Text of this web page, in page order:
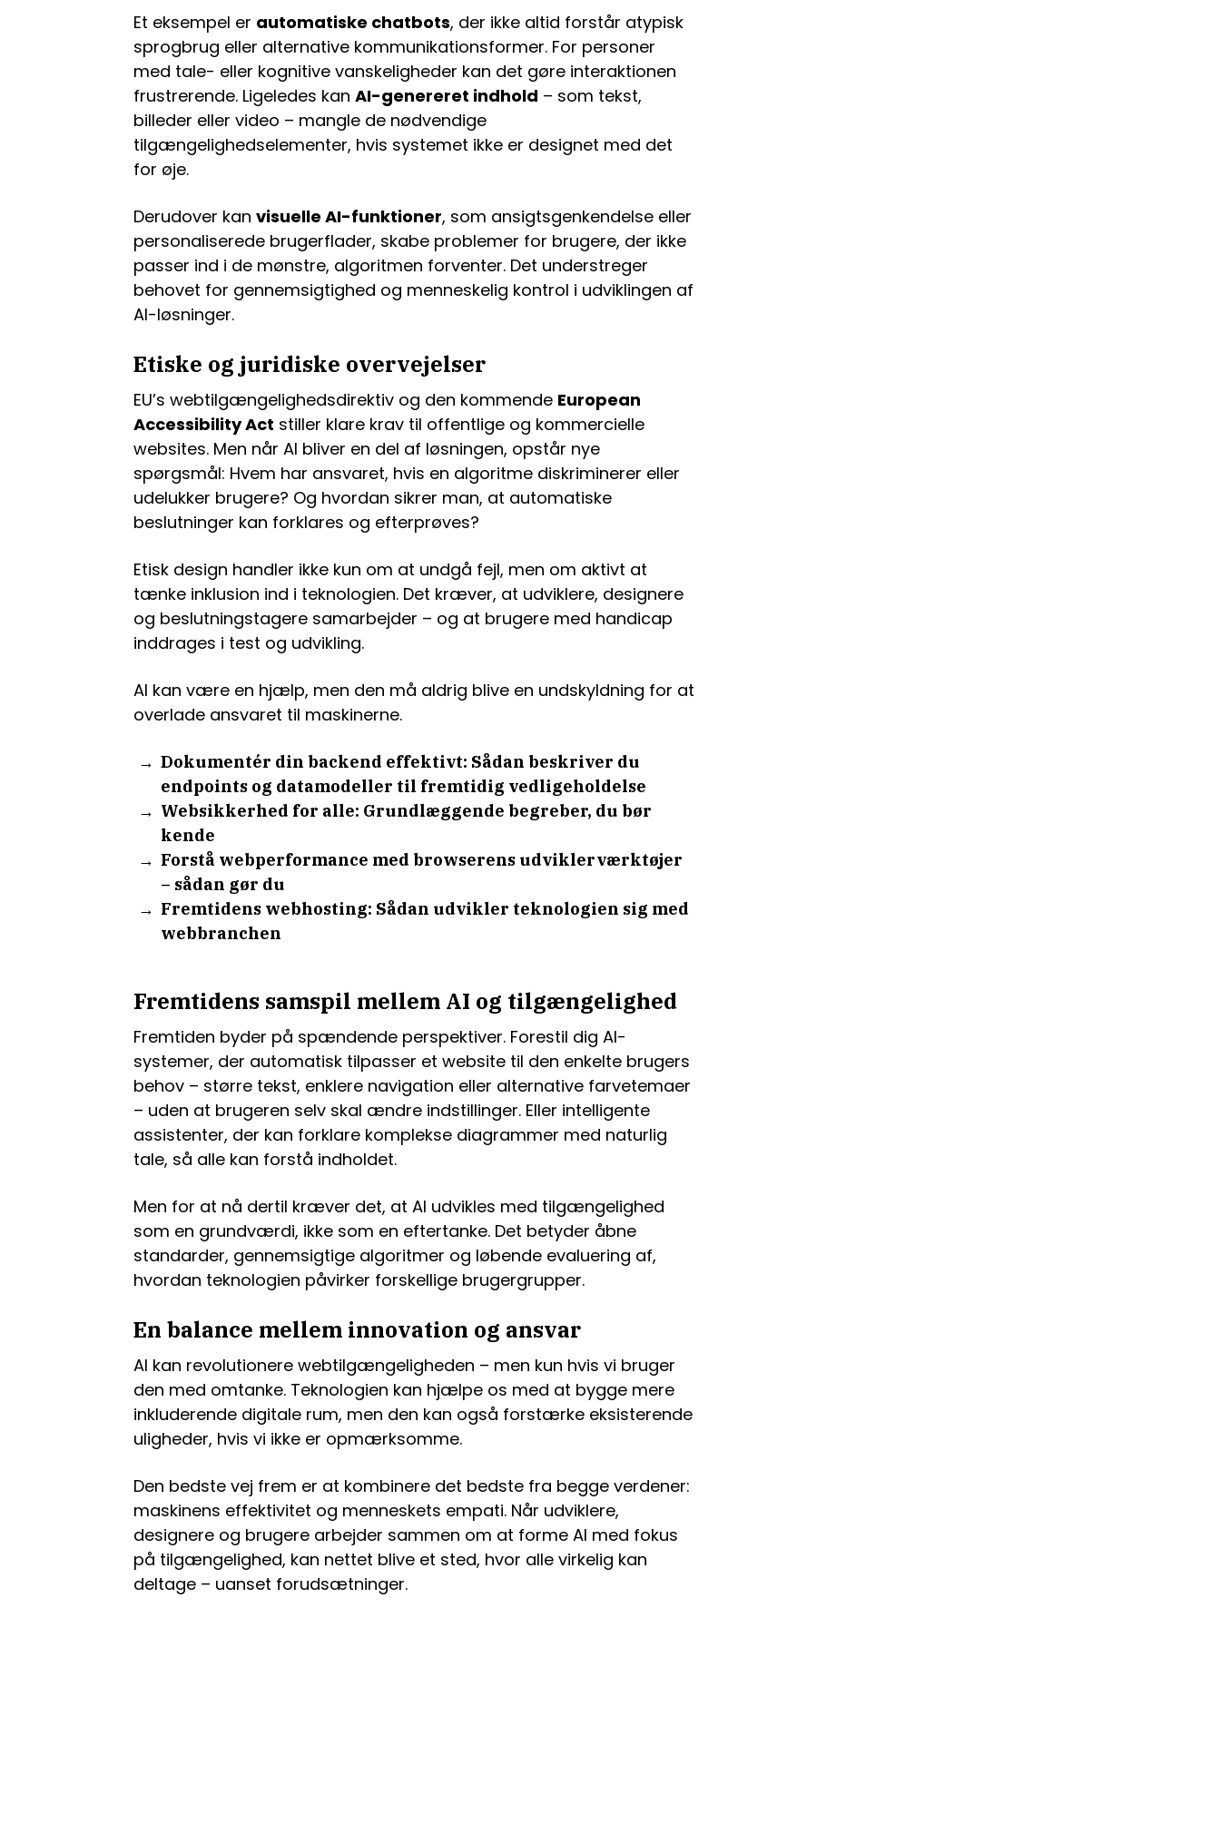
Et eksempel er automatiske chatbots, der ikke altid forstår atypisk
sprogbrug eller alternative kommunikationsformer. For personer
med tale- eller kognitive vanskeligheder kan det gøre interaktionen
frustrerende. Ligeledes kanAI-genereret indhold – som tekst,
billeder eller video – mangle de nødvendige
tilgængelighedselementer, hvis systemet ikke er designet med det
for øje.
Derudover kanvisuelle AI-funktioner, som ansigtsgenkendelse eller
personaliserede brugerflader, skabe problemer for brugere, der ikke
passer ind i de mønstre, algoritmen forventer. Det understreger
behovet for gennemsigtighed og menneskelig kontrol i udviklingen af
AI-løsninger.
Etiske og juridiske overvejelser
EU’s webtilgængelighedsdirektiv og den kommende European
Accessibility Act stiller klare krav til offentlige og kommercielle
websites. Men når AI bliver en del af løsningen, opstår nye
spørgsmål: Hvem har ansvaret, hvis en algoritme diskriminerer eller
udelukker brugere? Og hvordan sikrer man, at automatiske
beslutninger kan forklares og efterprøves?
Etisk design handler ikke kun om at undgå fejl, men om aktivt at
tænke inklusion ind i teknologien. Det kræver, at udviklere, designere
og beslutningstagere samarbejder – og at brugere med handicap
inddrages i test og udvikling.
AI kan være en hjælp, men den må aldrig blive en undskyldning for at
overlade ansvaret til maskinerne.
Dokumentér din backend effektivt: Sådan beskriver du
endpoints og datamodeller til fremtidig vedligeholdelse
Websikkerhed for alle: Grundlæggende begreber, du bør
kende
Forstå webperformance med browserens udviklerværktøjer
– sådan gør du
Fremtidens webhosting: Sådan udvikler teknologien sig med
webbranchen
Fremtidens samspil mellem AI og tilgængelighed
Fremtiden byder på spændende perspektiver. Forestil dig AI-
systemer, der automatisk tilpasser et website til den enkelte brugers
behov – større tekst, enklere navigation eller alternative farvetemaer
– uden at brugeren selv skal ændre indstillinger. Eller intelligente
assistenter, der kan forklare komplekse diagrammer med naturlig
tale, så alle kan forstå indholdet.
Men for at nå dertil kræver det, at AI udvikles med tilgængelighed
som en grundværdi, ikke som en eftertanke. Det betyder åbne
standarder, gennemsigtige algoritmer og løbende evaluering af,
hvordan teknologien påvirker forskellige brugergrupper.
En balance mellem innovation og ansvar
AI kan revolutionere webtilgængeligheden – men kun hvis vi bruger
den med omtanke. Teknologien kan hjælpe os med at bygge mere
inkluderende digitale rum, men den kan også forstærke eksisterende
uligheder, hvis vi ikke er opmærksomme.
Den bedste vej frem er at kombinere det bedste fra begge verdener:
maskinens effektivitet og menneskets empati. Når udviklere,
designere og brugere arbejder sammen om at forme AI med fokus
på tilgængelighed, kan nettet blive et sted, hvor alle virkelig kan
deltage – uanset forudsætninger.